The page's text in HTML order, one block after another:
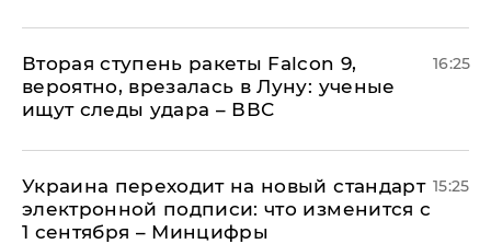
Вторая ступень ракеты Falcon 9,
вероятно, врезалась в Луну: ученые
ищут следы удара – ВВС
16:25
Украина переходит на новый стандарт
электронной подписи: что изменится с
1 сентября – Минцифры
15:25